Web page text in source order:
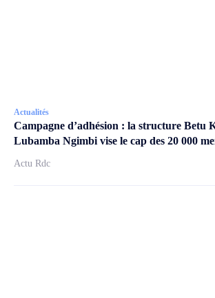
Actualités
Campagne d’adhésion : la structure Betu
Lubamba Ngimbi vise le cap des 20 000
Actu Rdc